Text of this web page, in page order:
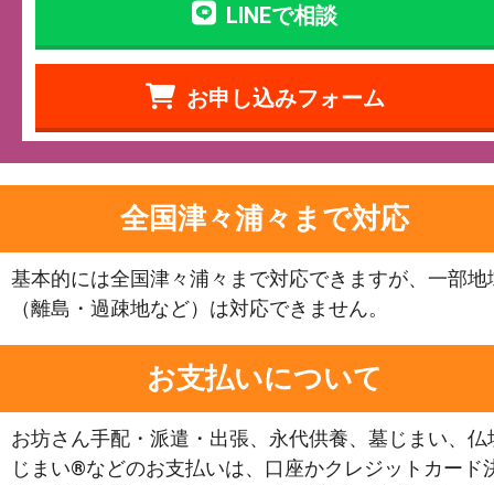
LINEで相談
お申し込みフォーム
全国津々浦々まで対応
基本的には全国津々浦々まで対応できますが、一部地
（離島・過疎地など）は対応できません。
お支払いについて
お坊さん手配・派遣・出張、永代供養、墓じまい、仏
じまい®などのお支払いは、口座かクレジットカード